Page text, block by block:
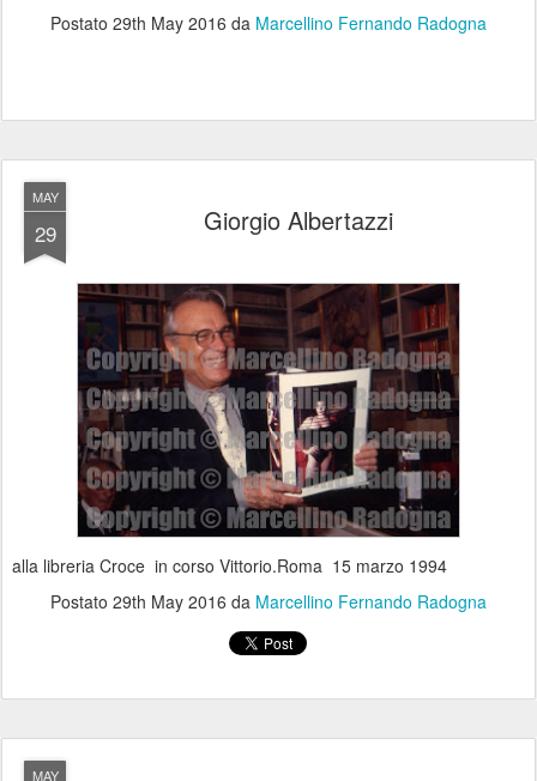
Postato 29th May 2016 da Marcellino Fernando Radogna
MAY
29 Giorgio Albertazzi
alla libreria Croce in corso Vittorio.Roma 15 marzo 1994
Postato 29th May 2016 da Marcellino Fernando Radogna
MAY